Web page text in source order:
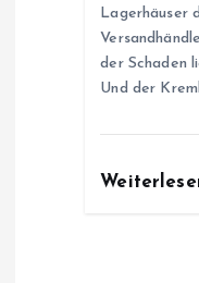
Lagerhäuser
der Schaden
Und der